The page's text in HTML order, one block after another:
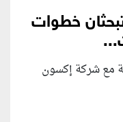
خطوات
مع شركة إكسون